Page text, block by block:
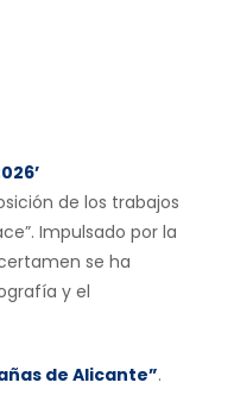
de los trabajos
Impulsado por la
se ha
y el
de Alicante”.